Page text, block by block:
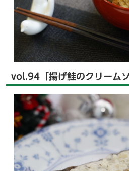
vol.94「揚げ鮭のクリームソ